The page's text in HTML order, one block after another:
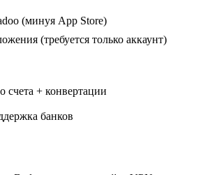
(минуя App Store)
(требуется только аккаунт)
счета + конвертации
банков